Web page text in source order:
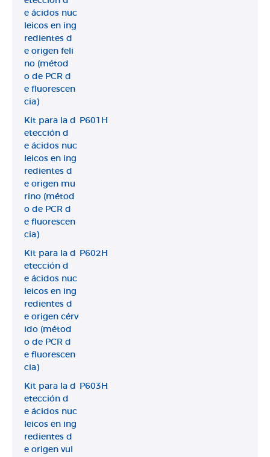
e ácidos nuc
leicos en ing
redientes d
e origen feli
no (métod
o de PCR d
e fluorescen
cia)
Kit para la d
etección d
e ácidos nuc
leicos en ing
redientes d
e origen mu
rino (métod
o de PCR d
e fluorescen
cia)
P601H
Kit para la d
etección d
e ácidos nuc
leicos en ing
redientes d
e origen cérv
ido (métod
o de PCR d
e fluorescen
cia)
P602H
Kit para la d
etección d
e ácidos nuc
leicos en ing
redientes d
e origen vul
P603H